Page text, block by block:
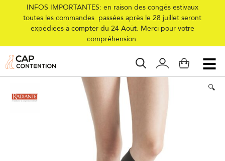
INFOS IMPORTANTES: en raison des congés estivaux
toutes les commandes passées après le 28 juillet seront
expédiées à compter du 24 Août. Merci pour votre
compréhension.
Femme / Compression
Chaussettes de contention Tango Classe 2
🔍